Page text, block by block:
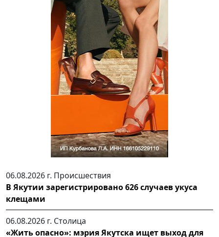
06.08.2026 г. Происшествия
В Якутии зарегистрировано 626 случаев укуса
клещами
06.08.2026 г. Столица
«Жить опасно»: мэрия Якутска ищет выход для